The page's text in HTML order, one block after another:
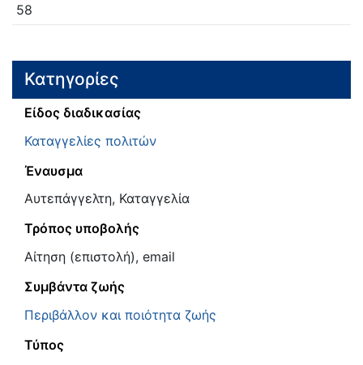
58
Κατηγορίες
Είδος διαδικασίας
Καταγγελίες πολιτών
Έναυσμα
Αυτεπάγγελτη, Καταγγελία
Τρόπος υποβολής
Αίτηση (επιστολή), email
Συμβάντα ζωής
Περιβάλλον και ποιότητα ζωής
Τύπος